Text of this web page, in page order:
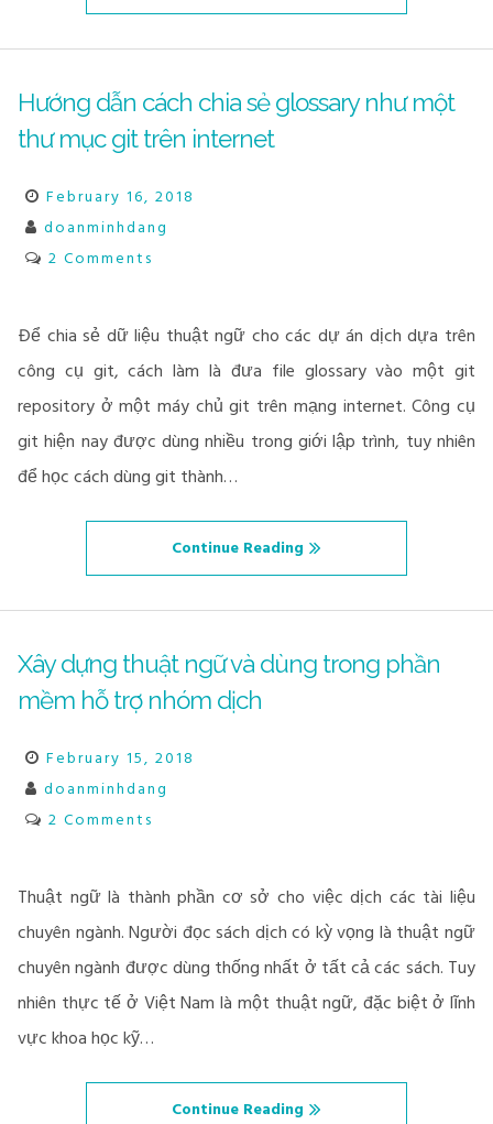
Hướng dẫn cách chia sẻ glossary như một
thư mục git trên internet
February 16, 2018
doanminhdang
2 Comments
Để chia sẻ dữ liệu thuật ngữ cho các dự án dịch dựa trên
công cụ git, cách làm là đưa file glossary vào một git
repository ở một máy chủ git trên mạng internet. Công cụ
git hiện nay được dùng nhiều trong giới lập trình, tuy nhiên
để học cách dùng git thành…
Continue Reading
Xây dựng thuật ngữ và dùng trong phần
mềm hỗ trợ nhóm dịch
February 15, 2018
doanminhdang
2 Comments
Thuật ngữ là thành phần cơ sở cho việc dịch các tài liệu
chuyên ngành. Người đọc sách dịch có kỳ vọng là thuật ngữ
chuyên ngành được dùng thống nhất ở tất cả các sách. Tuy
nhiên thực tế ở Việt Nam là một thuật ngữ, đặc biệt ở lĩnh
vực khoa học kỹ…
Continue Reading